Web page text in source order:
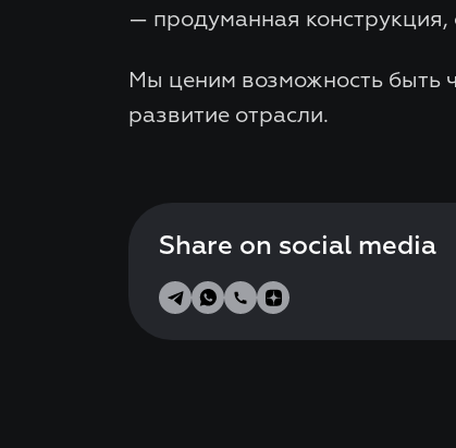
— продуманная конструкция,
Мы ценим возможность быть
развитие отрасли.
Share on social media